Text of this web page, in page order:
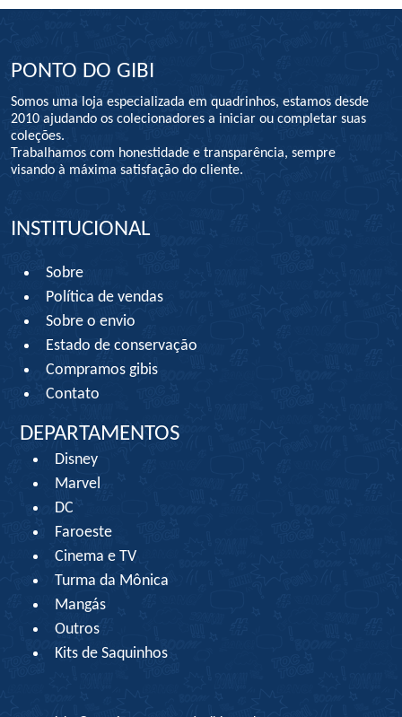
PONTO DO GIBI
Somos uma loja especializada em quadrinhos, estamos desde
2010 ajudando os colecionadores a iniciar ou completar suas
coleções.
Trabalhamos com honestidade e transparência, sempre
visando à máxima satisfação do cliente.
INSTITUCIONAL
Sobre
Política de vendas
Sobre o envio
Estado de conservação
Compramos gibis
Contato
DEPARTAMENTOS
Disney
Marvel
DC
Faroeste
Cinema e TV
Turma da Mônica
Mangás
Outros
Kits de Saquinhos